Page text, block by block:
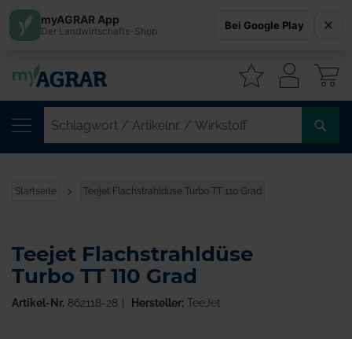
Startseite Teejet Flachstrahldüse Turbo TT 110 Grad
Teejet Flachstrahldüse
Turbo TT 110 Grad
Artikel-Nr. 862118-28 Hersteller:TeeJet
myAGRAR App
Der Landwirtschafts-Shop Bei Google Play